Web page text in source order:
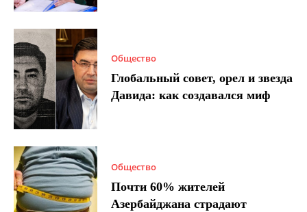
Общество
Глобальный совет, орел и звезда
Давида: как создавался миф
Общество
Почти 60% жителей
Азербайджана страдают